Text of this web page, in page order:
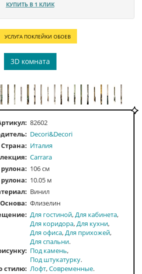
КУПИТЬ В 1 КЛИК
УСЛУГА ПОКЛЕЙКИ ОБОЕВ
3D комната
82602
Decori&Decori
Страна: Италия
Carrara
106 см
10.05 м
Винил
Основа: Флизелин
Для гостиной Для кабинета
Для коридора Для кухни
Для офиса Для прихожей
Для спальни
Под камень
Под штукатурку
стилю Лофт Современные